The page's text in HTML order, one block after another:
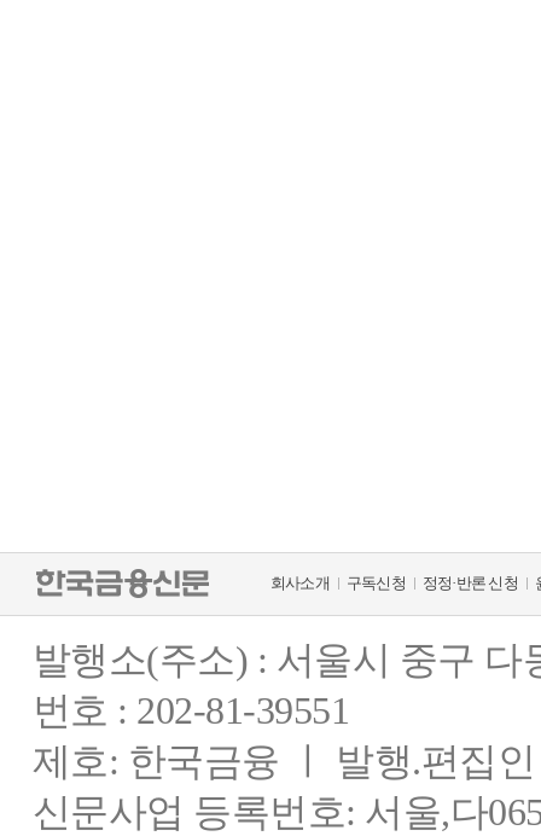
회사소개 구독신청 정정·반론 신청
발행소(주소) : 서울시 중구
번호 : 202-81-39551
제호: 한국금융 ㅣ 발행.편집
신문사업 등록번호: 서울,다